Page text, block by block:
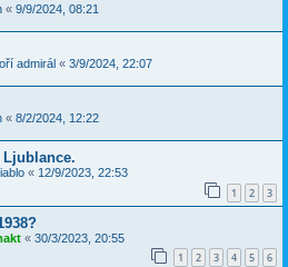
« 9/9/2024, 08:21
admirál « 3/9/2024, 22:07
« 8/2/2024, 12:22
Ljublance.
« 12/9/2023, 22:53
1 2 3
« 30/3/2023, 20:55
1 2 3 4 5 6